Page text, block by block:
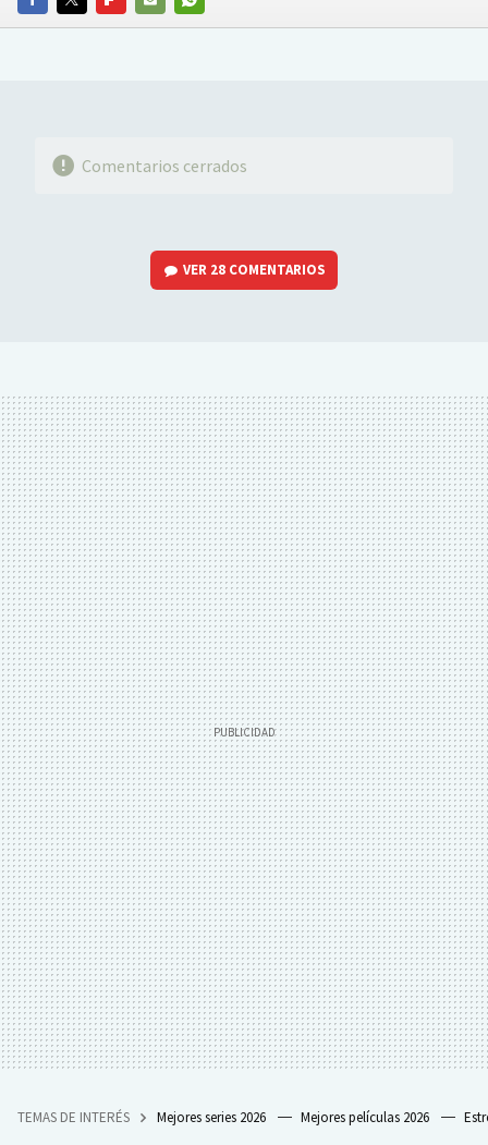
FACEBOOKTWITTERFLIPBOARD
E-
WHATSAPP
Comentarios cerrados
VER 28 COMENTARIOS
TEMAS DE INTERÉS Mejores series 2026 Mejores películas 2026